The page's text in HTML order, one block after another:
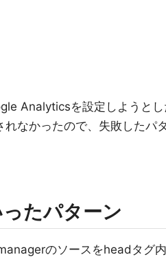
Analyticsを設定しようと
れなかったので、失敗したパ
たパターン
のソースをheadタグ内